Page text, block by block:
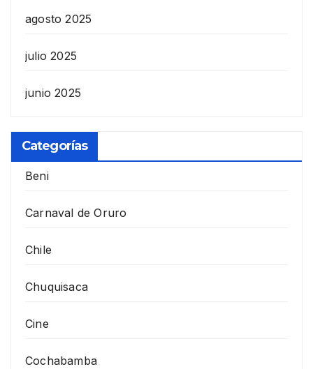
agosto 2025
julio 2025
junio 2025
Categorías
Beni
Carnaval de Oruro
Chile
Chuquisaca
Cine
Cochabamba